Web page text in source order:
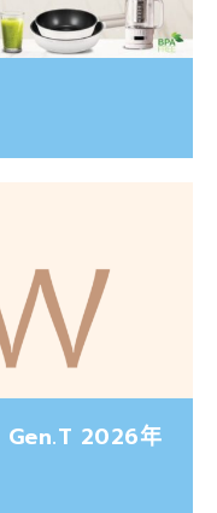
Gen.T 2026年